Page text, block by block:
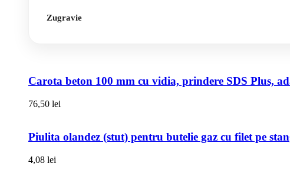
Zugravie
Carota beton 100 mm cu vidia, prindere SDS Plus,
76,50 lei
Piulita olandez (stut) pentru butelie gaz cu filet pe
4,08 lei